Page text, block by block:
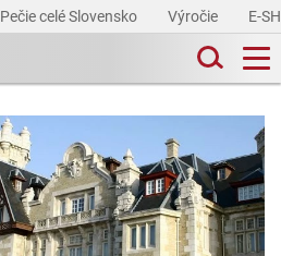
Pečie celé Slovensko Výročie E-